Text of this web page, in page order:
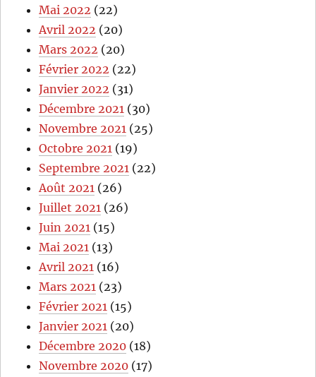
Mai 2022 (22)
Avril 2022 (20)
Mars 2022 (20)
Février 2022 (22)
Janvier 2022 (31)
Décembre 2021 (30)
Novembre 2021 (25)
Octobre 2021 (19)
Septembre 2021 (22)
Août 2021 (26)
Juillet 2021 (26)
Juin 2021 (15)
Mai 2021 (13)
Avril 2021 (16)
Mars 2021 (23)
Février 2021 (15)
Janvier 2021 (20)
Décembre 2020 (18)
Novembre 2020 (17)